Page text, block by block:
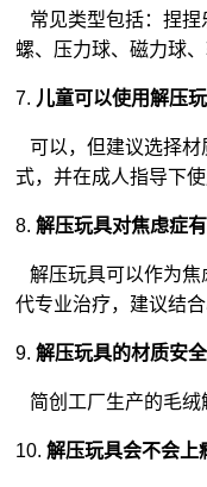
常见类型包括：捏捏
螺、压力球、磁力球
7. 儿童可以使用解压玩
可以，但建议选择材
式，并在成人指导下使
8.解压玩具对焦虑症有
解压玩具可以作为焦
代专业治疗，建议结合
9.解压玩具的材质安全
简创工厂生产的毛绒
10.解压玩具会不会上